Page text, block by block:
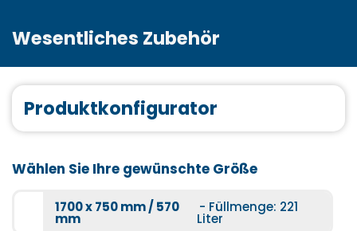
Wesentliches Zubehör
Produktkonfigurator
Wählen Sie Ihre gewünschte Größe
1700 x 750 mm / 570
mm
- Füllmenge: 221
Liter